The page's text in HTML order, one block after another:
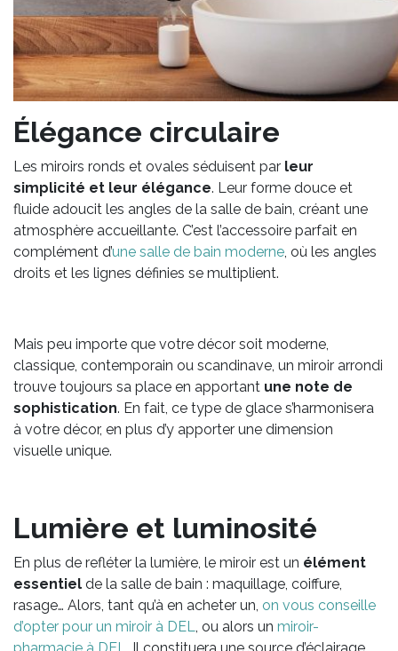
Élégance circulaire
Les miroirs ronds et ovales séduisent par leur
simplicité et leur élégance. Leur forme douce et
fluide adoucit les angles de la salle de bain, créant une
atmosphère accueillante. C’est l’accessoire parfait en
complément d’une salle de bain moderne , où les angles
droits et les lignes définies se multiplient.
Mais peu importe que votre décor soit moderne,
classique, contemporain ou scandinave, un miroir arrondi
trouve toujours sa place en apportant une note de
sophistication. En fait, ce type de glace s’harmonisera
à votre décor, en plus d’y apporter une dimension
visuelle unique.
Lumière et luminosité
En plus de refléter la lumière, le miroir est un élément
essentiel de la salle de bain : maquillage, coiffure,
rasage… Alors, tant qu’à en acheter un, on vous conseille
d’opter pour un miroir à DEL
, ou alors un miroir-
pharmacie à DEL
. Il constituera une source d’éclairage